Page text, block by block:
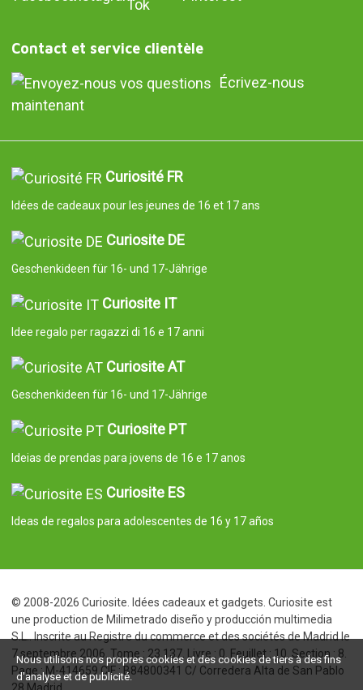
Contact et service clientèle
Écrivez-nous
maintenant
Curiosité FR
Idées de cadeaux pour les jeunes de 16 et 17 ans
Curiosite DE
Geschenkideen für 16- und 17-Jährige
Curiosite IT
Idee regalo per ragazzi di 16 e 17 anni
Curiosite AT
Geschenkideen für 16- und 17-Jährige
Curiosite PT
Ideias de prendas para jovens de 16 e 17 anos
Curiosite ES
Ideas de regalos para adolescentes de 16 y 17 años
© 2008-2026 Curiosite. Idées cadeaux et gadgets. Curiosite est
une production de Milimetrado diseño y producción multimedia
S.L.. Inscrite au Registre du commerce et des sociétés de Madrid le
7 septembre 2006. Tome : 23.137. Livre : 0. Feuillet : 10. Section : 8.
Page : M-414659 CIF : B84800341 C/ Corredera Alta de San Pablo
Nous utilisons nos propres cookies et des cookies de tiers à des fins
d'analyse et de publicité.